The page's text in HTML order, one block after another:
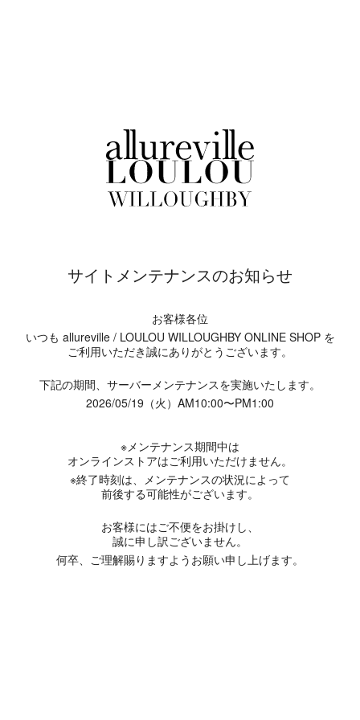
サイトメンテナンスのお知らせ
お客様各位
いつも allureville / LOULOU WILLOUGHBY ONLINE SHOP を
ご利用いただき誠にありがとうございます。
下記の期間、サーバーメンテナンスを実施いたします。
2026/05/19（火）AM10:00〜PM1:00
※メンテナンス期間中は
オンラインストアはご利用いただけません。
※終了時刻は、メンテナンスの状況によって
前後する可能性がございます。
お客様にはご不便をお掛けし、
誠に申し訳ございません。
何卒、ご理解賜りますようお願い申し上げます。